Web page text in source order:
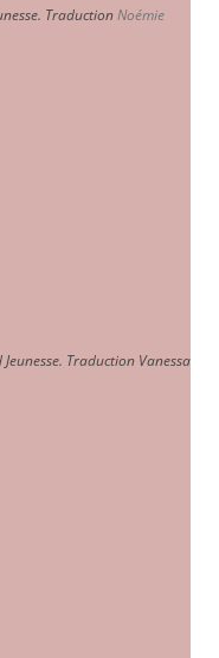
TraductionNoémie
Traduction Vanessa